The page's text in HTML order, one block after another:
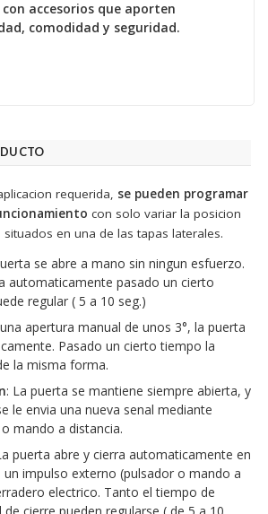
accesorios que aporten
comodidad y seguridad.
requerida, se pueden programar
con solo variar la posicion
en una de las tapas laterales.
se abre a mano sin ningun esfuerzo.
automaticamente pasado un cierto
regular ( 5 a 10 seg.)
apertura manual de unos 3°, la puerta
Pasado un cierto tiempo la
la misma forma.
: La puerta se mantiene siempre abierta, y
le envia una nueva senal mediante
mando a distancia.
puerta abre y cierra automaticamente en
impulso externo (pulsador o mando a
electrico. Tanto el tiempo de